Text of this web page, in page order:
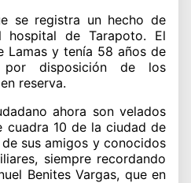
se registra un hecho de
hospital de Tarapoto. El
Lamas y tenía 58 años de
disposición de los
reserva.
ahora son velados
cuadra 10 de la ciudad de
sus amigos y conocidos
siempre recordando
Benites Vargas, que en